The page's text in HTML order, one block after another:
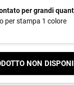
per grandi
per stampa 1 colore
NON